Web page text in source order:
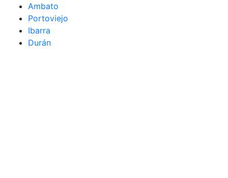
Ambato
Portoviejo
Ibarra
Durán